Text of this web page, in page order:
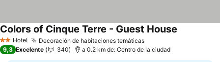
2 Estrellas
Hotel Decoración de habitaciones temáticasVer precios
Colors of Cinque Terre - Guest House
9,3 Excelente 340 a 0.2 km de: Centro de la ciudad